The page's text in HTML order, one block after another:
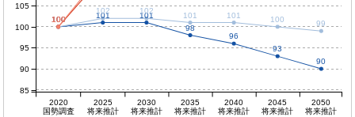
100 101
101
98
96
93
90
100
102 102 101 101 100 99
100
100
2020
国勢調査
2025
将来推計
2030
将来推計
2035
将来推計
2040
将来推計
2045
将来推計
2050
将来推計
90
95
100
105
85